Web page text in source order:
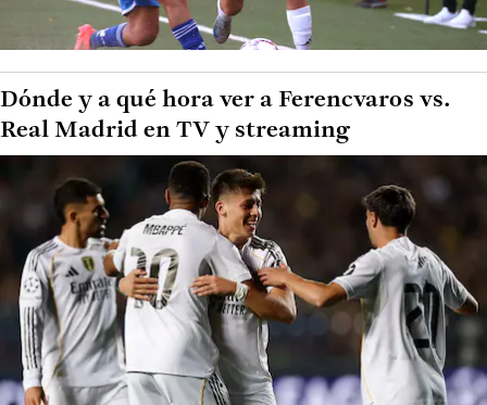
Dónde y a qué hora ver a Ferencvaros vs.
Real Madrid en TV y streaming